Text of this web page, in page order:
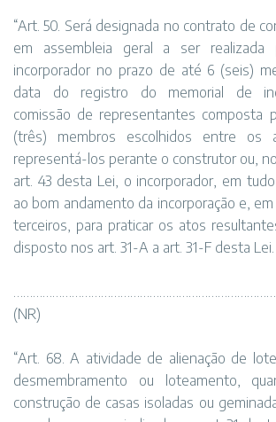
“Art. 50. Será designada no contrato de
em assembleia geral a ser realizada
incorporador no prazo de até 6 (seis)
data do registro do memorial de
comissão de representantes composta
(três) membros escolhidos entre os
representá-los perante o construtor ou,
art. 43 desta Lei, o incorporador, em
ao bom andamento da incorporação e,
terceiros, para praticar os atos
disposto nos art. 31-A a art. 31-F desta Lei.
(NR)
“Art. 68. A atividade de alienação de
desmembramento ou loteamento,
construção de casas isoladas ou